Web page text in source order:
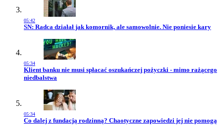
05:42
Przejdź do artykułu:
SN: Radca działał jak komornik, ale samowolnie. Nie poniesie kary
05:34
Przejdź do artykułu:
Klient banku nie musi spłacać oszukańczej pożyczki - mimo rażącego
niedbalstwa
05:34
Przejdź do artykułu:
Co dalej z fundacją rodzinną? Chaotyczne zapowiedzi jej nie pomogą